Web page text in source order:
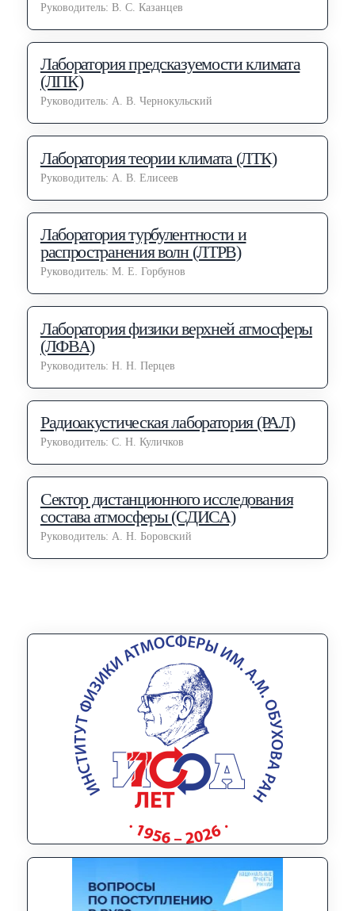
Руководитель: В. С. Казанцев
Лаборатория предсказуемости климата
(ЛПК)
Руководитель: А. В. Чернокульский
Лаборатория теории климата (ЛТК)
Руководитель: А. В. Елисеев
Лаборатория турбулентности и
распространения волн (ЛТРВ)
Руководитель: М. Е. Горбунов
Лаборатория физики верхней атмосферы
(ЛФВА)
Руководитель: Н. Н. Перцев
Радиоакустическая лаборатория (РАЛ)
Руководитель: С. Н. Куличков
Сектор дистанционного исследования
состава атмосферы (СДИСА)
Руководитель: А. Н. Боровский